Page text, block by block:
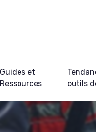
Guides et
Ressources
outils